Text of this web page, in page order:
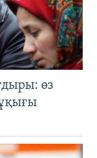
өз